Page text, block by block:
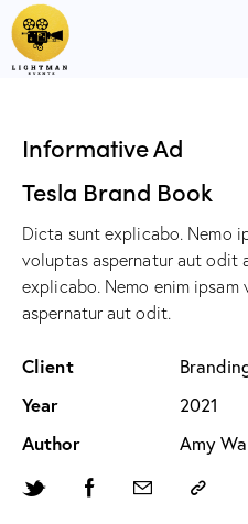
Informative Ad
Tesla Brand Book
Dicta sunt explicabo. Nemo
voluptas aspernatur aut odit
explicabo. Nemo enim
aspernatur aut odit.
Client
Year 2021
Author Amy